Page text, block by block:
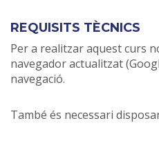
REQUISITS TÈCNICS
Per a realitzar aquest curs
navegador actualitzat
navegació.
També és necessari